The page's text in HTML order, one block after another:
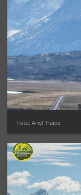
Foto: Ariel Traipe